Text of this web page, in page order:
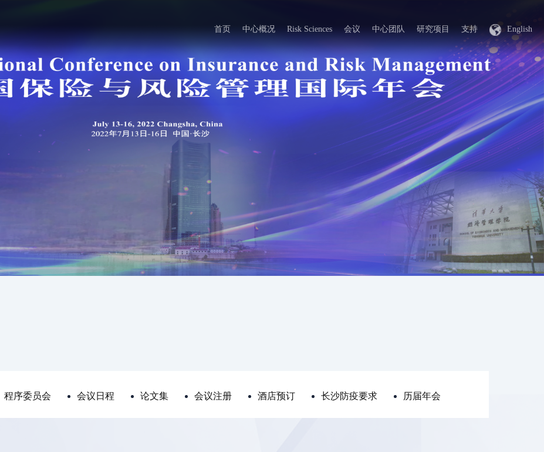
首页 中心概况 Risk Sciences 会议 中心团队 研究项目 支持 English
程序委员会 会议日程 论文集 会议注册 酒店预订 长沙防疫要求 历届年会